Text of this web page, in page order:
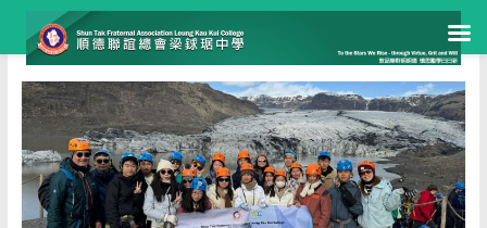
Skip
to
content